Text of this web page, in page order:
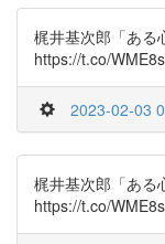
梶井基次郎「ある
https://t.co/
2023-02-03
梶井基次郎「ある
https://t.co/